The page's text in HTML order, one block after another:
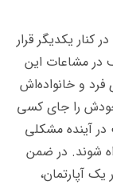
یکدیگر قرار
در مشاعات این
فرد و خانواده‌اش
خودش را جای کسی
در آینده مشکلی
شوند. در ضمن
آپارتمان،